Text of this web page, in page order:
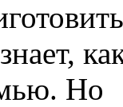
Но